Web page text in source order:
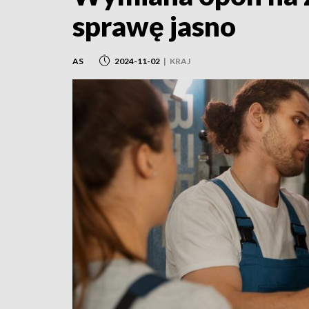
sprawę jasno
AS 2024-11-02 | KRAJ